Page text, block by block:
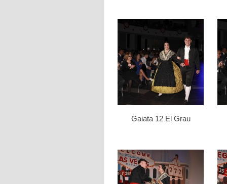
Gaiata 12 El Grau